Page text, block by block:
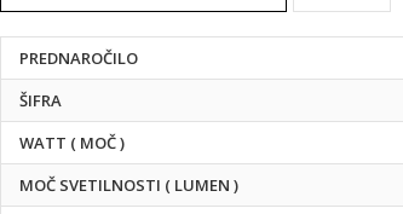
specifikacije
PREDNAROČILO
ŠIFRA
WATT ( MOČ )
MOČ SVETILNOSTI ( LUMEN )